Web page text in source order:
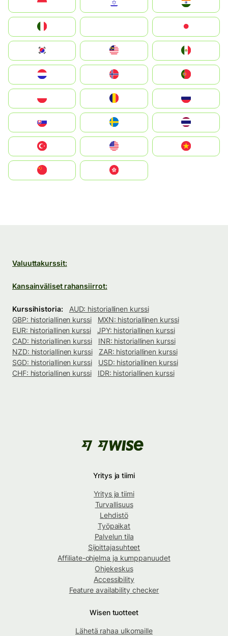
South Korea
United States
中國香港特別行政區
Valuuttakurssit:
Kansainväliset rahansiirrot:
Kurssihistoria:
AUD: historiallinen kurssi
GBP: historiallinen kurssi
MXN: historiallinen kurssi
EUR: historiallinen kurssi
JPY: historiallinen kurssi
CAD: historiallinen kurssi
INR: historiallinen kurssi
NZD: historiallinen kurssi
ZAR: historiallinen kurssi
SGD: historiallinen kurssi
USD: historiallinen kurssi
CHF: historiallinen kurssi
IDR: historiallinen kurssi
Yritys ja tiimi
Yritys ja tiimi
Turvallisuus
Lehdistö
Työpaikat
Palvelun tila
Sijoittajasuhteet
Affiliate-ohjelma ja kumppanuudet
Ohjekeskus
Accessibility
Feature availability checker
Wisen tuotteet
Lähetä rahaa ulkomaille